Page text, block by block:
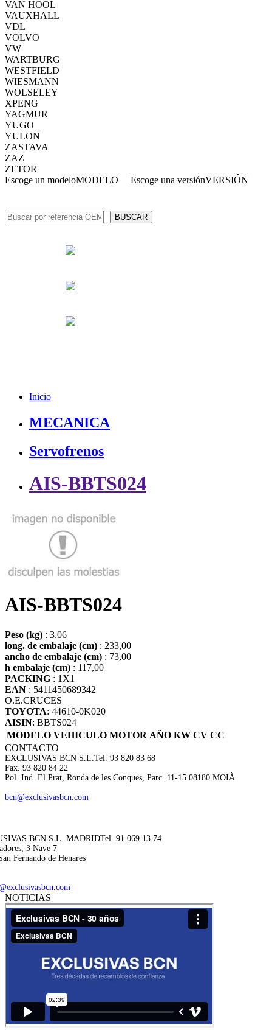
VAN HOOL
VAUXHALL
VDL
VOLVO
VW
WARTBURG
WESTFIELD
WIESMANN
WOLSELEY
XPENG
YAGMUR
YUGO
YULON
ZASTAVA
ZAZ
ZETOR
Escoge un modeloMODELO Escoge una versiónVERSIÓN
Inicio
MECANICA
Servofrenos
AIS-BBTS024
AIS-BBTS024
Peso (kg) : 3,06
long. de embalaje (cm) : 233,00
ancho de embalaje (cm) : 73,00
h embalaje (cm) : 117,00
PACKING : 1X1
EAN : 5411450689342
O.E.CRUCES
TOYOTA: 44610-0K020
AISIN: BBTS024
MODELO VEHICULO MOTOR AÑO KW CV CC
CONTACTO
EXCLUSIVAS BCN S.L. Tel. 93 820 83 68
Fax. 93 820 84 22
Pol. Ind. El Prat, Ronda de les Conques, Parc. 11-15 08180 MOIÀ
bcn@exclusivasbcn.com
BCN S.L. MADRIDTel. 91 069 13 74
3 Nave 7
Fernando de Henares
NOTICIAS